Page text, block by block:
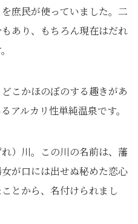
庶民が使っていました。二
あり、もちろん現在はだれ
こかほのぼのする趣きがあ
アルカリ性単純温泉です。
）川。この川の名前は、藩
が口には出せぬ秘めた恋心
とから、名付けられまし